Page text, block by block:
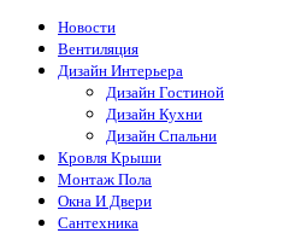
Новости
Вентиляция
Дизайн Интерьера
Дизайн Гостиной
Дизайн Кухни
Дизайн Спальни
Кровля Крыши
Монтаж Пола
Окна И Двери
Сантехника